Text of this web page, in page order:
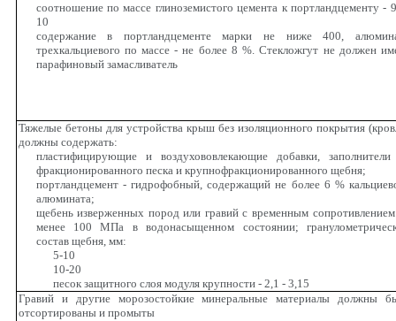
соотношение по массе глиноземистого цемента к портландцементу -
10
содержание в портландцементе марки не ниже 400,
трехкальциевого по массе - не более 8 %. Стекложгут не должен
парафиновый замасливатель
Тяжелые бетоны для устройства крыш без изоляционного покрытия
должны содержать:
пластифицирующие и воздухововлекающие добавки,
фракционированного песка и крупнофракционированного щебня;
портландцемент - гидрофобный, содержащий не более 6 %
алюмината;
щебень изверженных пород или гравий с временным
менее 100 МПа в водонасыщенном состоянии;
состав щебня, мм:
5-10
10-20
песок защитного слоя модуля крупности - 2,1 - 3,15
Гравий и другие морозостойкие минеральные материалы должны
отсортированы и промыты